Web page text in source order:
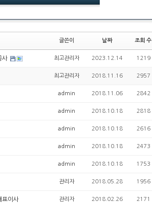
글쓴이 날짜 조회 수
사 최고관리자 2023.12.14 1219
최고관리자 2018.11.16 2957
admin 2018.11.06 2842
admin 2018.10.18 2818
admin 2018.10.18 2616
admin 2018.10.18 2473
admin 2018.10.18 1753
관리자 2018.05.28 1956
표이사 관리자 2018.02.26 2171